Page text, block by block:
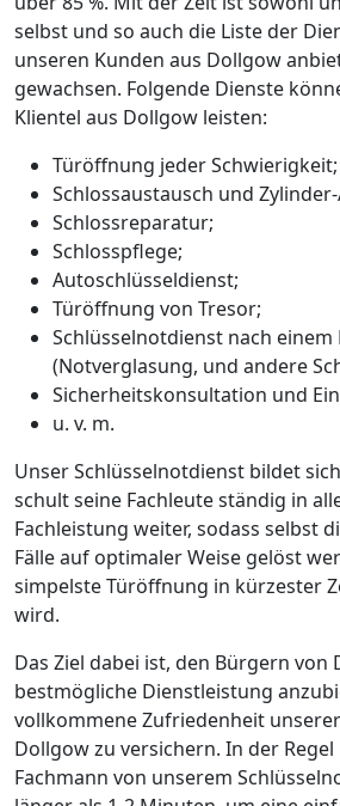
selbst und so auch die Liste der
unseren Kunden aus Dollgow
gewachsen. Folgende Dienste
Klientel aus Dollgow leisten:
Türöffnung jeder Schwierigkeit;
Schlossaustausch und
Schlossreparatur;
Schlosspflege;
Autoschlüsseldienst;
Türöffnung von Tresor;
Schlüsselnotdienst nach einem
(Notverglasung, und andere
Sicherheitskonsultation und
u. v. m.
Unser Schlüsselnotdienst bildet
schult seine Fachleute ständig in
Fachleistung weiter, sodass selbst
Fälle auf optimaler Weise gelöst
simpelste Türöffnung in kürzester
wird.
Das Ziel dabei ist, den Bürgern von
bestmögliche Dienstleistung
vollkommene Zufriedenheit
Dollgow zu versichern. In der
Fachmann von unserem